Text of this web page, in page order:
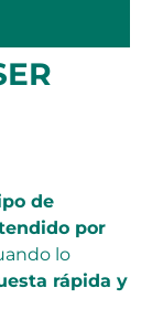
de
por
lo
rápida y